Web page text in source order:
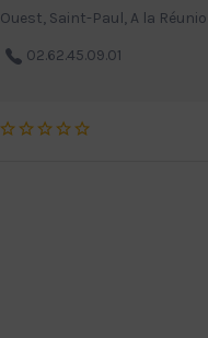
Ouest, Saint-Paul, A la
02.62.45.09.01